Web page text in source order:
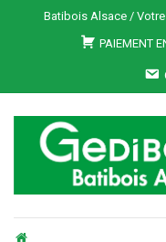
Batibois Alsace /
PAIEMENT